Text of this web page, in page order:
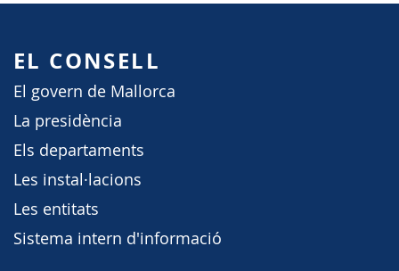
EL CONSELL
El govern de Mallorca
La presidència
Els departaments
Les instal·lacions
Les entitats
Sistema intern d'informació